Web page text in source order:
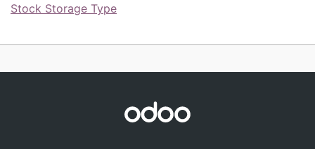
Stock Storage Type